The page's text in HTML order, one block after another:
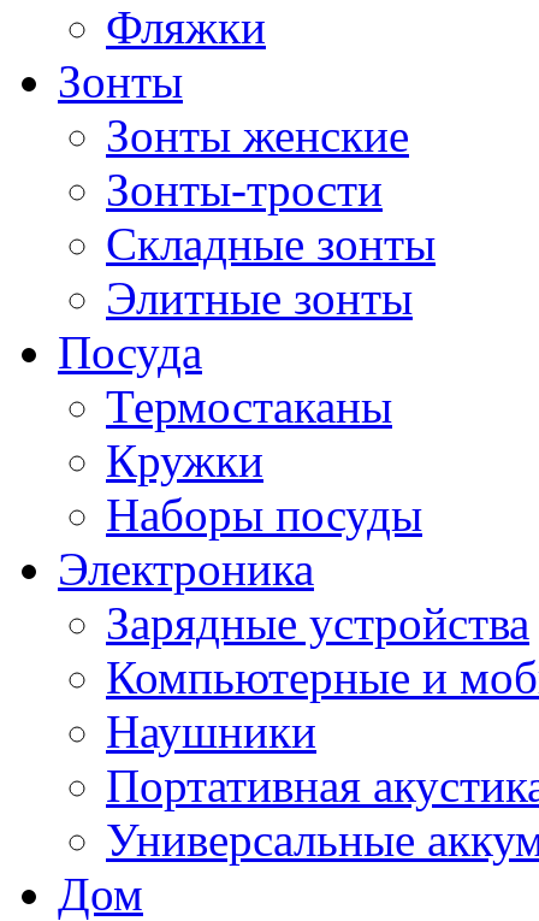
Фляжки
Зонты
Зонты женские
Зонты-трости
Складные зонты
Элитные зонты
Посуда
Термостаканы
Кружки
Наборы посуды
Электроника
Зарядные устройства
Компьютерные и
Наушники
Портативная
Универсальные
Дом